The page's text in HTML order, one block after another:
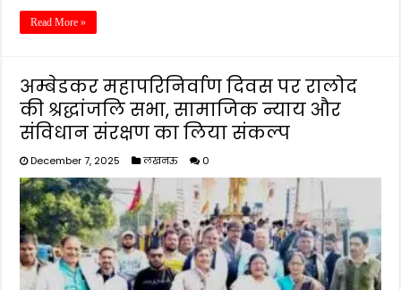
Read More »
अम्बेडकर महापरिनिर्वाण दिवस पर रालोद
की श्रद्धांजलि सभा, सामाजिक न्याय और
संविधान संरक्षण का लिया संकल्प
December 7, 2025 लखनऊ 0